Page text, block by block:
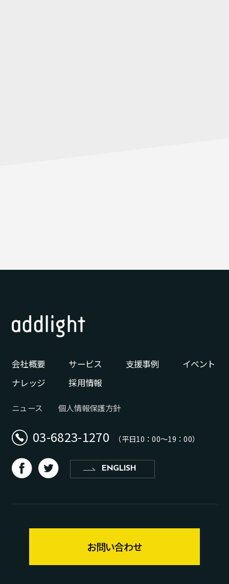
会社概要 サービス 支援事例
イベント
ナレッジ
採用情報
ニュース 個人情報保護方針
03-6823-1270 （平日10：00〜19：00）
d b ENGLISH
お問い合わせ